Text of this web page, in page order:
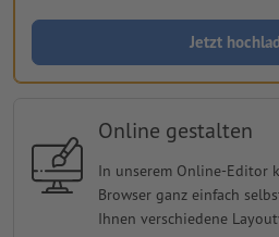
Jetzt
Online gestalten
In unserem Online-Editor
Browser ganz einfach
Ihnen verschiedene